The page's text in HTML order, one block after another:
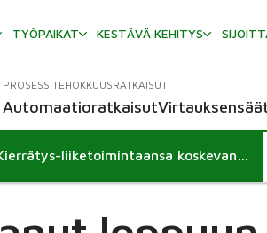
TYÖPAIKAT KESTÄVÄ KEHITYS
PROSESSITEHOKKUUSRATKAISUT
Automaatioratkaisut
Metso on saattanut loppuun Kierrätys-liiketoimintaansa koskevan strategisten vaihtoehtojen selvityksen